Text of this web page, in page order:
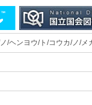
/ヘンヨウ/ト/コウカ/ノ/メ